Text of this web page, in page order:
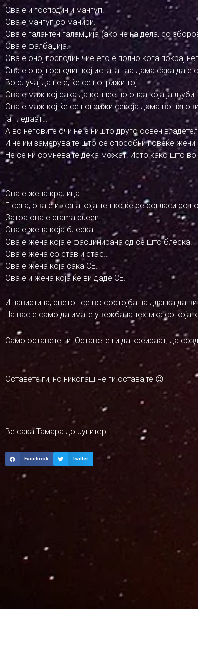
Ова е и господин и мангуп.
Ова е мангуп со манири.
Ова е галантен галамџија (ако не на дела, со
Ова е фалбаџија.
Ова е оној господин чие его е полно кога покрај
Ова е оној господин кој истата таа дама сака да е
Во случај да не е, ќе се погрижи тој..
Ова е маж кој сака да копнее по онаа која ја љуби.
Ова е маж кој ќе се погрижи секоја дама во
ја гледаат…
А во неговите очи не е ништо друго освен
И не им замерувајте што се способни повеќе жени
Не се ни сомневајте дека можат. Исто како што
Ова е жена кралица.
Е сега, ова е и жена која тешко ќе се согласи со
Затоа ова е drama queen.
Ова е жена која блеска…
Ова е жена која е фасцинирана од сѐ што блеска.
Ова е жена со став и стас…
Ова е жена која сака СЀ.
Ова е и жена која ќе ви даде СЀ.
И навистина, светот се во состојба на дланка да ви
На вас е само да имате увежбана техника со која
Само оставете ги. Оставете ги да креираат, да
Оставете ги, но никогаш не ги оставајте 😉
Ве сака Тамара до Јупитер…
Facebook Twitter